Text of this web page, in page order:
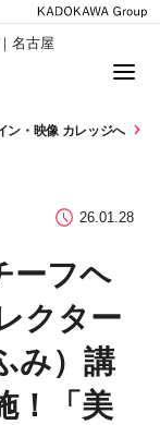
名古屋
ン・ 映像 カレッジへ
26.01.28
ーフヘ
クター
み）講
！「美